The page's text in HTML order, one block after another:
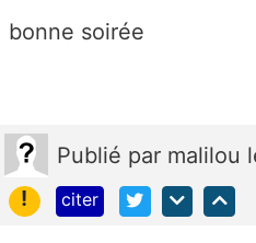
bonne soirée
Publié par malilou
!
citer